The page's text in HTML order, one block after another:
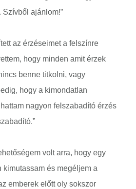
Szívből ajánlom!”
az érzéseimet a felszínre
hogy minden amit érzek
benne titkolni, vagy
hogy a kimondatlan
nagyon felszabadító érzés
volt arra, hogy egy
kimutassam és megéljem a
emberek előtt oly sokszor